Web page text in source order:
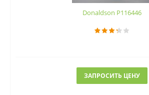
Donaldson P116446
ЗАПРОСИТЬ ЦЕНУ